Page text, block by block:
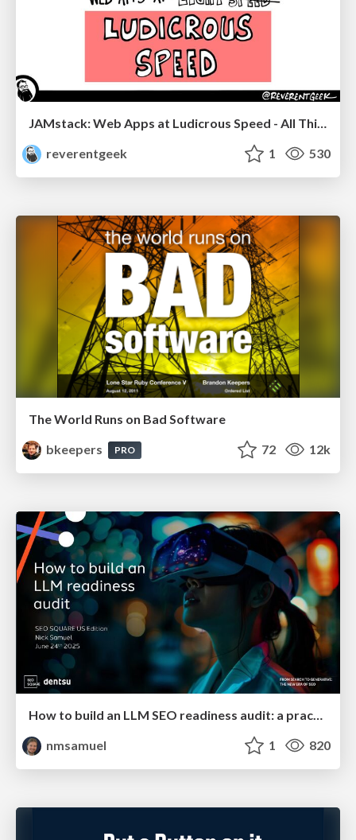
reverentgeek
1 530
The World Runs on Bad Software
bkeepers
PRO 72 12k
How to build an LLM SEO readiness audit: a practical framework
nmsamuel
1 820